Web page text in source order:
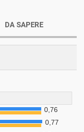
DA SAPERE